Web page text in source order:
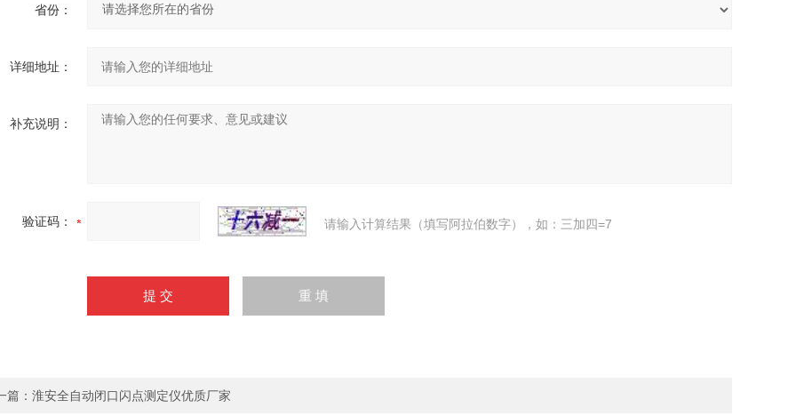
省份：
详细地址：
补充说明：
验证码： 请输入计算结果（填写阿拉伯数字），如：三加四=7
篇： 淮安全自动闭口闪点测定仪优质厂家